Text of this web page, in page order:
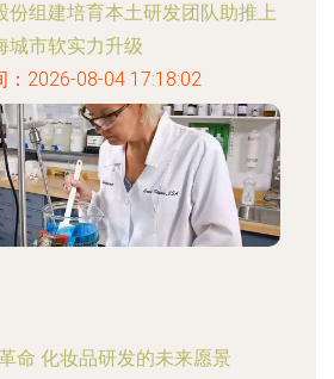
份组建培育本土研发团队助推上
城市软实力升级
：2026-08-04 17:18:02
命 化妆品研发的未来愿景